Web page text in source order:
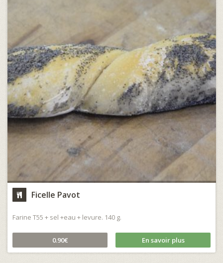
Ficelle Pavot
Farine T55 + sel +eau + levure. 140 g.
0.90€ En savoir plus